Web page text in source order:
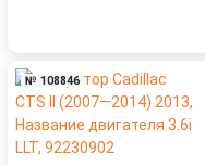
№ 108846